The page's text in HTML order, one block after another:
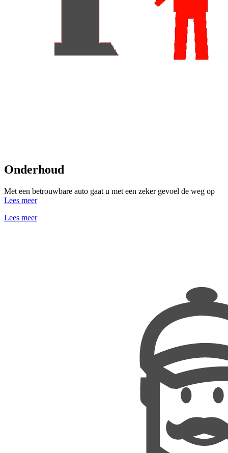
Onderhoud
Met een betrouwbare auto gaat u met een zeker gevoel de weg op
Lees meer
Lees meer